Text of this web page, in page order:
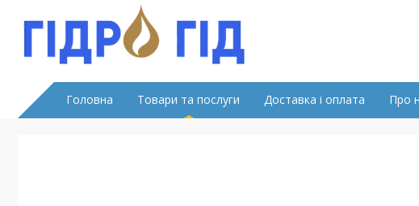
Головна Товари та послуги Доставка і оплата Про